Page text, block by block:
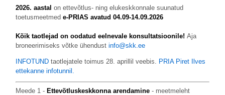
2026. aastal on ettevõtlus- ning elukeskkonnale suunatud
toetusmeetmed e-PRIAS avatud 04.09-14.09.2026
Kõik taotlejad on oodatud eelnevale konsultatsioonile! Aja
broneerimiseks võtke ühendust info@skk.ee
INFOTUNDtaotlejatele toimus 28. aprillil veebis. PRIA Piret Ilves
ettekanne infotunnil.
Meede 1 -Ettevõtluskeskkonna arendamine- meetmeleht